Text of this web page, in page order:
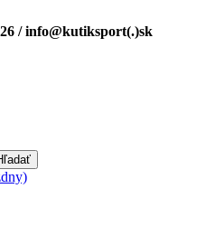
/ info@kutiksport(.)sk